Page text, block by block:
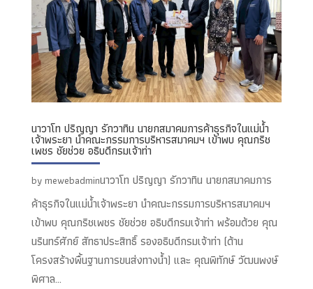
นาวาโท ปริญญา รักวาทิน นายกสมาคมการค้าธุรกิจในแม่น้ำ
เจ้าพระยา นำคณะกรรมการบริหารสมาคมฯ เข้าพบ คุณกริช
เพชร ชัยช่วย อธิบดีกรมเจ้าท่า
bymewebadminนาวาโท ปริญญา รักวาทิน นายกสมาคมการ
ค้าธุรกิจในแม่น้ำเจ้าพระยา นำคณะกรรมการบริหารสมาคมฯ
เข้าพบ คุณกริชเพชร ชัยช่วย อธิบดีกรมเจ้าท่า พร้อมด้วย คุณ
นรินทร์ศักย์ สัทธาประสิทธิ์ รองอธิบดีกรมเจ้าท่า (ด้าน
โครงสร้างพื้นฐานการขนส่งทางน้ำ) และ คุณพิทักษ์ วัฒนพงษ์
พิศาล...